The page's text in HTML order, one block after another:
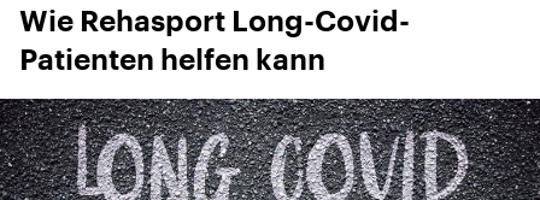
Wie Rehasport Long-Covid-
Patienten helfen kann